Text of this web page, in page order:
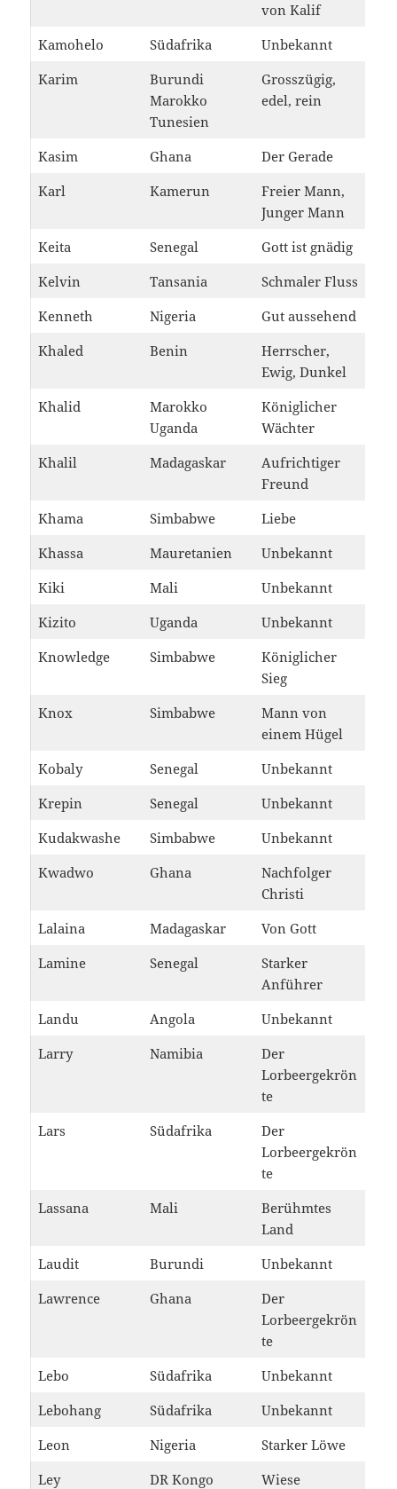
von Kalif
Kamohelo
Südafrika
Unbekannt
Karim
Burundi
Marokko
Tunesien
Grosszügig,
edel, rein
Kasim Ghana
Der Gerade
Karl
Kamerun
Freier Mann,
Junger Mann
Keita
Senegal
Gott ist gnädig
Kelvin
Tansania
Schmaler Fluss
Kenneth
Nigeria
Gut aussehend
Khaled
Benin
Herrscher,
Ewig, Dunkel
Khalid
Marokko
Uganda
Königlicher
Wächter
Khalil
Madagaskar
Aufrichtiger
Freund
Khama
Simbabwe
Liebe
Khassa
Mauretanien
Unbekannt
Kiki
Mali
Unbekannt
Kizito
Uganda
Unbekannt
Knowledge
Simbabwe
Königlicher
Sieg
Knox
Simbabwe
Mann von
einem Hügel
Kobaly
Senegal
Unbekannt
Krepin
Senegal
Unbekannt
Kudakwashe
Simbabwe
Unbekannt
Kwadwo
Ghana
Nachfolger
Christi
Lalaina
Madagaskar
Von Gott
Lamine
Senegal
Starker
Anführer
Landu
Angola
Unbekannt
Larry
Namibia
Der
Lorbeergekrön
te
Lars
Südafrika
Der
Lorbeergekrön
te
Lassana
Mali
Berühmtes
Land
Laudit
Burundi
Unbekannt
Lawrence
Ghana
Der
Lorbeergekrön
te
Lebo
Südafrika
Unbekannt
Lebohang
Südafrika
Unbekannt
Leon
Nigeria
Starker Löwe
Ley
DR Kongo Wiese